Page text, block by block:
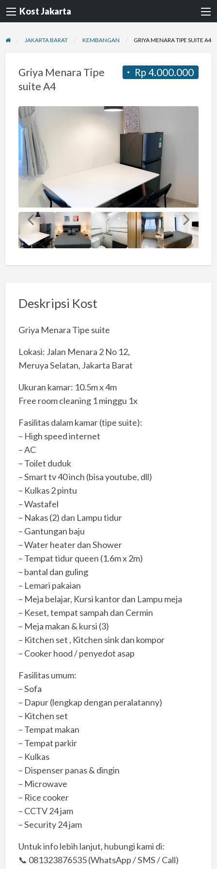
Kost Jakarta
JAKARTA BARAT KEMBANGAN GRIYA MENARA TIPE SUITE A4
Rp 4.000.000
Griya Menara Tipe
suite A4
Deskripsi Kost
Griya Menara Tipe suite
Lokasi: Jalan Menara 2 No 12,
Meruya Selatan, Jakarta Barat
Ukuran kamar: 10.5m x 4m
Free room cleaning 1 minggu 1x
Fasilitas dalam kamar (tipe suite):
– High speed internet
– AC
– Toilet duduk
– Smart tv 40 inch (bisa youtube, dll)
– Kulkas 2 pintu
– Wastafel
– Nakas (2) dan Lampu tidur
– Gantungan baju
– Water heater dan Shower
– Tempat tidur queen (1.6m x 2m)
– bantal dan guling
– Lemari pakaian
– Meja belajar, Kursi kantor dan Lampu meja
– Keset, tempat sampah dan Cermin
– Meja makan & kursi (3)
– Kitchen set , Kitchen sink dan kompor
– Cooker hood / penyedot asap
Fasilitas umum:
– Sofa
– Dapur (lengkap dengan peralatanny)
– Kitchen set
– Tempat makan
– Tempat parkir
– Kulkas
– Dispenser panas & dingin
– Microwave
– Rice cooker
– CCTV 24 jam
– Security 24 jam
Untuk info lebih lanjut, hubungi kami di:
📞 081323876535 (WhatsApp / SMS / Call)